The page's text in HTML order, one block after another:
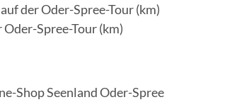
der Oder-Spree-Tour (km)
Spree-Tour (km)
Shop Seenland Oder-Spree